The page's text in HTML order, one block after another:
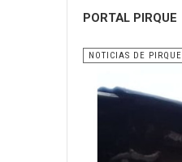
PORTAL PIRQUE
NOTICIAS DE PIRQUE